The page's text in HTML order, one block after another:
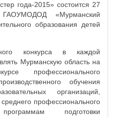
года-2015» состоится 27
«Мурманский
образования детей
конкурса в каждой
Мурманскую область на
профессионального
обучения
организаций,
профессионального
подготовки